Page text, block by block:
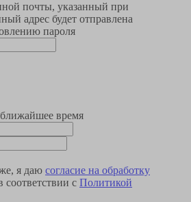
почты, указанный при
адрес будет отправлена
пароля
время
я даю согласие на обработку
соответствии с Политикой